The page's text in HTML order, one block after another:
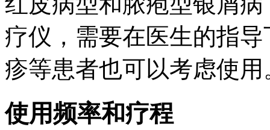
疗仪，需要在医生的指
疹等患者也可以考虑使用
使用频率和疗程